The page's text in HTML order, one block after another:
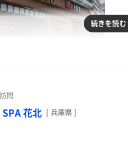
続きを読む
問
花北 [ 兵庫県 ]